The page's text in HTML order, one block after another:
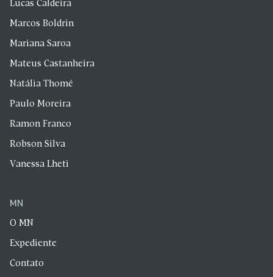
Lucas Caldeira
Marcos Boldrin
Mariana Saroa
Mateus Castanheira
Natália Thomé
Paulo Moreira
Ramon Franco
Robson Silva
Vanessa Lheti
MN
O MN
Expediente
Contato